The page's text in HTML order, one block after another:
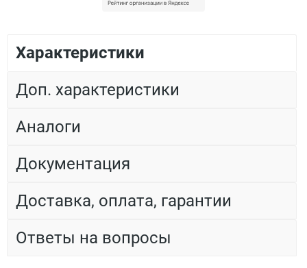
Характеристики
Доп. характеристики
Аналоги
Документация
Доставка, оплата, гарантии
Ответы на вопросы